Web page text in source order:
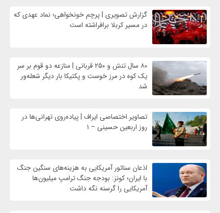
گزارش تصویری | پرچم خونخواهی؛ نماد عهدی که
در مسیر کربلا برافراشته است
۸۰ سال تنش و ۲۵۰ قربانی | منازعه دو قوم بر سر
یک کوه در مرز خوست و پکتیکا بار دیگر شعله‌ور
شد
تصاویر اختصاصی ایراف | پیاده‌روی تهرانی‌ها در
روز اربعین حسینی – ۱
اذعان سناتور آمریکایی به هزینه‌های سنگین جنگ
با ایران؛ کونز: بودجه جنگ ترامپ میلیون‌ها
آمریکایی را گرسنه نگه داشت